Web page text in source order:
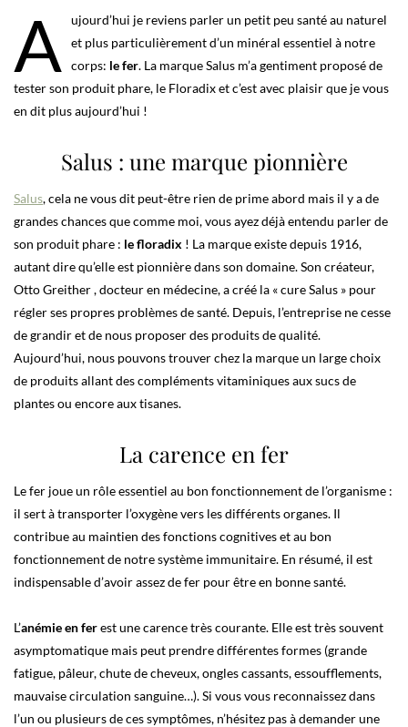
A
ujourd’hui je reviens parler un petit peu santé au naturel
et plus particulièrement d’un minéral essentiel à notre
corps: le fer. La marque Salus m’a gentiment proposé de
tester son produit phare, le Floradix et c’est avec plaisir que je vous
en dit plus aujourd’hui !
Salus : une marque pionnière
Salus, cela ne vous dit peut-être rien de prime abord mais il y a de
grandes chances que comme moi, vous ayez déjà entendu parler de
son produit phare : le floradix ! La marque existe depuis 1916,
autant dire qu’elle est pionnière dans son domaine. Son créateur,
Otto Greither , docteur en médecine, a créé la « cure Salus » pour
régler ses propres problèmes de santé. Depuis, l’entreprise ne cesse
de grandir et de nous proposer des produits de qualité.
Aujourd’hui, nous pouvons trouver chez la marque un large choix
de produits allant des compléments vitaminiques aux sucs de
plantes ou encore aux tisanes.
La carence en fer
Le fer joue un rôle essentiel au bon fonctionnement de l’organisme :
il sert à transporter l’oxygène vers les différents organes. Il
contribue au maintien des fonctions cognitives et au bon
fonctionnement de notre système immunitaire. En résumé, il est
indispensable d’avoir assez de fer pour être en bonne santé.
L’anémie en ferest une carence très courante. Elle est très souvent
asymptomatique mais peut prendre différentes formes (grande
fatigue, pâleur, chute de cheveux, ongles cassants, essoufflements,
mauvaise circulation sanguine…). Si vous vous reconnaissez dans
l’un ou plusieurs de ces symptômes, n’hésitez pas à demander une